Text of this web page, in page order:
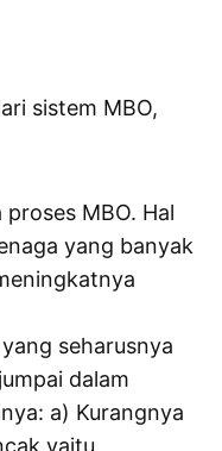
sistem MBO,
MBO. Hal
yang banyak
seharusnya
dalam
a) Kurangnya
yaitu